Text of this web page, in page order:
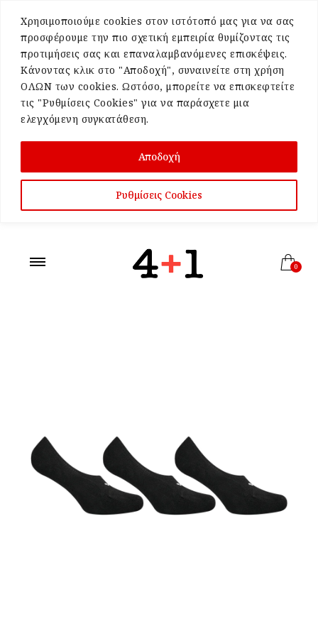
Χρησιμοποιούμε cookies στον ιστότοπό μας για να σας
προσφέρουμε την πιο σχετική εμπειρία θυμίζοντας τις
προτιμήσεις σας και επαναλαμβανόμενες επισκέψεις.
Κάνοντας κλικ στο "Αποδοχή", συναινείτε στη χρήση
ΟΛΩΝ των cookies. Ωστόσο, μπορείτε να επισκεφτείτε
τις "Ρυθμίσεις Cookies" για να παράσχετε μια
ελεγχόμενη συγκατάθεση.
Ρυθμίσεις Cookies
Αποδοχή
0